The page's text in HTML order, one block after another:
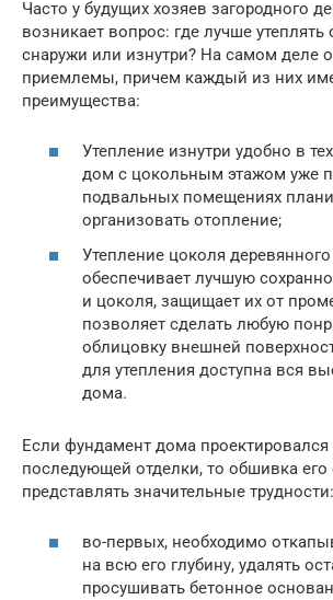
Часто у будущих хозяев загородного
возникает вопрос: где лучше
снаружи или изнутри? На самом деле
приемлемы, причем каждый из них
преимущества:
Утепление изнутри удобно в
дом с цокольным этажом уже
подвальных помещениях
организовать отопление;
Утепление цоколя
обеспечивает лучшую
и цоколя, защищает их от
позволяет сделать любую
облицовку внешней
для утепления доступна вся
дома.
Если фундамент дома проектировался
последующей отделки, то обшивка
представлять значительные трудности:
во-первых, необходимо
на всю его глубину, удалять
просушивать бетонное